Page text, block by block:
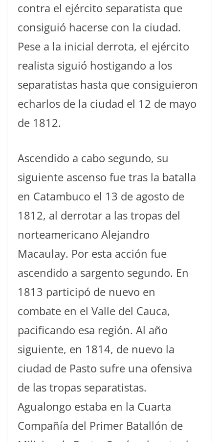
contra el ejército separatista que
consiguió hacerse con la ciudad.
Pese a la inicial derrota, el ejército
realista siguió hostigando a los
separatistas hasta que consiguieron
echarlos de la ciudad el 12 de mayo
de 1812.
Ascendido a cabo segundo, su
siguiente ascenso fue tras la batalla
en Catambuco el 13 de agosto de
1812, al derrotar a las tropas del
norteamericano Alejandro
Macaulay. Por esta acción fue
ascendido a sargento segundo. En
1813 participó de nuevo en
combate en el Valle del Cauca,
pacificando esa región. Al año
siguiente, en 1814, de nuevo la
ciudad de Pasto sufre una ofensiva
de las tropas separatistas.
Agualongo estaba en la Cuarta
Compañía del Primer Batallón de